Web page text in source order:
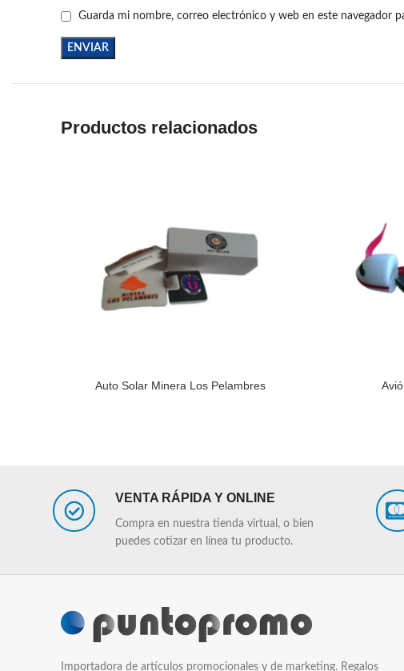
Guarda mi nombre, correo electrónico y web en este navegador
Productos relacionados
LEER MÁSAuto Solar Minera Los Pelambres
VENTA RÁPIDA Y ONLINE
Compra en nuestra tienda virtual, o bien
puedes cotizar en línea tu producto.
Importadora de artículos promocionales y de marketing. Regalos